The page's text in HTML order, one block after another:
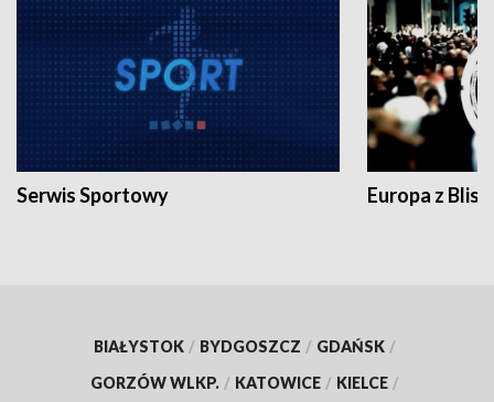
Serwis Sportowy Europa z
BIAŁYSTOK / BYDGOSZCZ / GDAŃSK /
GORZÓW WLKP. / KATOWICE / KIELCE /